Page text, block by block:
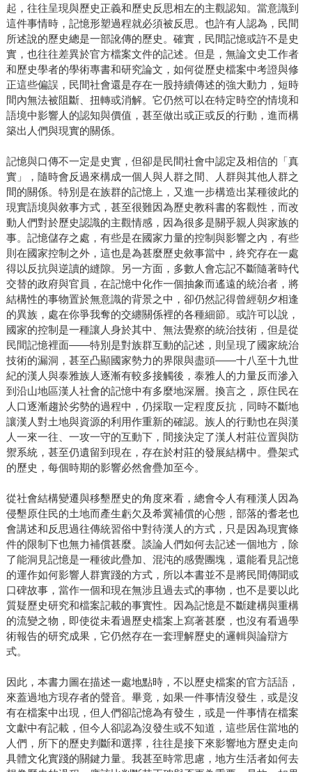
起，往往呈現與歷史正義和歷史反思相左的主觀認知。當意識到
這件事情時，記憶形塑過程就必須被反思。也許有人認為，民間
所述說的歷史總是一部訛傳的歷史。確實，民間記憶或許不是史
實，也往往差異於官方檔案文件的記述。但是，無論文史工作者
和歷史學者的學術專書和研究論文，如何從歷史檔案中考證與修
正這些偏誤，民間社會還是存在一股持續傳述的強大動力，短時
間內無法被阻斷、扭轉或消解。它仍然可以在特定時空的情境和
語境中影響人的認知與價值，甚至做出或正或反的行動，進而構
築出人們與現實的關係。
記憶與口傳不一定是史實，但卻是民間社會中認定及相信的「真
實」，隨時會反過來構成一個人與人群之間、人群與其他人群之
間的關係。特別是在族群的記憶上，又進一步構造出某種彼此的
現實語境與敘事方式，甚至很難因為歷史教科書的客觀性，而改
動人們對於歷史認識的主觀情感，因為很多是關乎親人與家族的
事。記憶儲存之處，有些是在國家力量的控制與影響之內，有些
則在國家控制之外，這也是為甚麼歷史敘事當中，終究存在一處
得以反抗與逆讀的縫隙。另一方面，多數人會忘記不斷隨著時代
交替的政府與官員，在記憶中化作一個抽象而遙遠的統治者，將
結構性的事物置於無意識的背景之中，卻仍然記得曾經朝夕相逢
的異族，處在你爭我奪的交纏關係裡的各種細節。或許可以說，
國家的控制是一種讓人身於其中、無法覺察的統治技術，但是從
民間記憶裡面——特別是對族群互動的記述，則呈現了國家統治
技術的漏洞，甚至凸顯國家勢力的界限與盡頭——十八至十九世
紀的漢人與泰雅族人逐漸有較多接觸後，泰雅人的力量反而滲入
到沿山地區漢人社會的記憶中有多麼地深層。換言之，原住民在
人口逐漸趨於劣勢的過程中，仍採取一定程度反抗，同時不斷地
讓漢人對土地與資源的利用作重新的確認。族人的行動也在與漢
人一來一往、一攻一守的互動下，間接決定了漢人村莊位置與防
禦系統，甚至仍遺留到現在，存在於村莊的發展結構中。疊架式
的歷史，每個時期的影響必然會疊加至今。
從社會結構變遷與移墾歷史的角度來看，總會令人有種漢人因為
侵墾原住民的土地而產生虧欠及希冀補償的心態，部落的耆老也
會講述和反思過往傳統習俗中對待漢人的方式，只是因為現實條
件的限制下也無力補償甚麼。談論人們如何去記述一個地方，除
了能洞見記憶是一種彼此疊加、混沌的感覺團塊，還能看見記憶
的運作如何影響人群實踐的方式，所以本書並不是將民間傳聞或
口碑故事，當作一個和現在無涉且過去式的事物，也不是要以此
質疑歷史研究和檔案記載的事實性。因為記憶是不斷建構與重構
的流變之物，即使從未看過歷史檔案上寫著甚麼，也沒有看過學
術報告的研究成果，它仍然存在一套理解歷史的邏輯與論辯方
式。
因此，本書力圖在描述一處地點時，不以歷史檔案的官方話語，
來蓋過地方現存者的聲音。畢竟，如果一件事情沒發生，或是沒
有在檔案中出現，但人們卻記憶為有發生，或是一件事情在檔案
文獻中有記載，但今人卻認為沒發生或不知道，這些居住當地的
人們，所下的歷史判斷和選擇，往往是接下來影響地方歷史走向
具體文化實踐的關鍵力量。我甚至時常思慮，地方生活者如何去